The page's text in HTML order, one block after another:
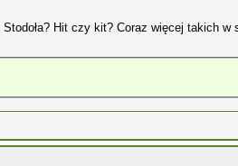
Hit czy kit? Coraz więcej takich w